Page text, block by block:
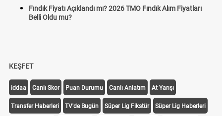
Fındık Fiyatı Açıklandı mı? 2026 TMO Fındık Alım Fiyatları
Belli Oldu mu?
KEŞFET
iddaa Canlı Skor Puan Durumu Canlı Anlatım At Yarışı
Transfer Haberleri TV'de Bugün Süper Lig Fikstür Süper Lig Haberleri